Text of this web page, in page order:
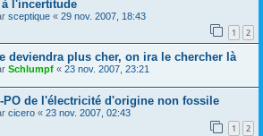
à l'incertitude
sceptique « 29 nov. 2007, 18:43
1 2
deviendra plus cher, on ira le chercher là
Schlumpf « 23 nov. 2007, 23:21
PO de l'électricité d'origine non fossile
cicero « 23 nov. 2007, 02:43
1 2